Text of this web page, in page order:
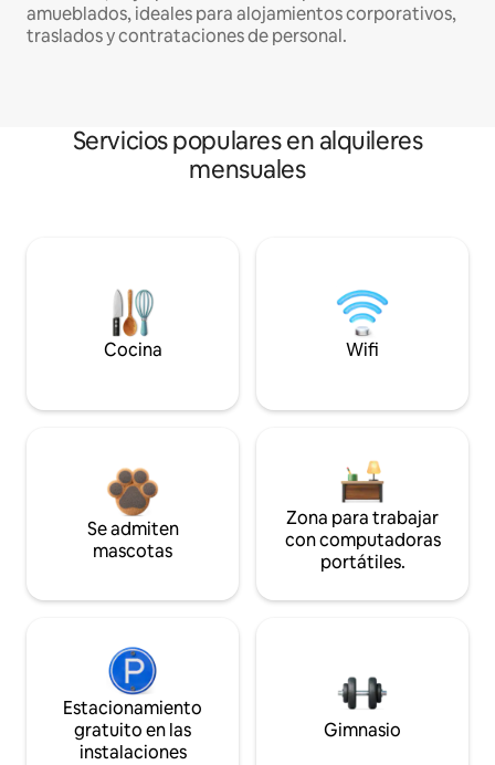
amueblados, ideales para alojamientos corporativos,
traslados y contrataciones de personal.
Servicios populares en alquileres
mensuales
Cocina Wifi
Se admiten
mascotas
Zona para trabajar
con computadoras
portátiles.
Estacionamiento
gratuito en las
instalaciones
Gimnasio